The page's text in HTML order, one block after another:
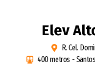
Elev
R. Cel.
400 metros -